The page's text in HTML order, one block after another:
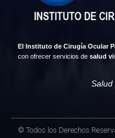
El Instituto de Cirugía Ocular
con ofrecer servicios de salud
Salud
© Todos los Derechos